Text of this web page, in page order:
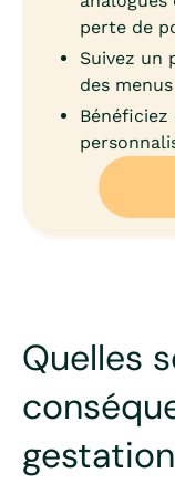
perte de
Suivez un
des
Bénéficiez
Quelles